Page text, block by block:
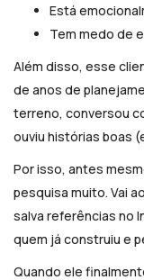
Está
Tem medo de
Além disso, esse
de anos de
terreno, conversou
ouviu histórias boas
Por isso, antes
pesquisa muito. Vai
salva referências no
quem já construiu e
Quando ele